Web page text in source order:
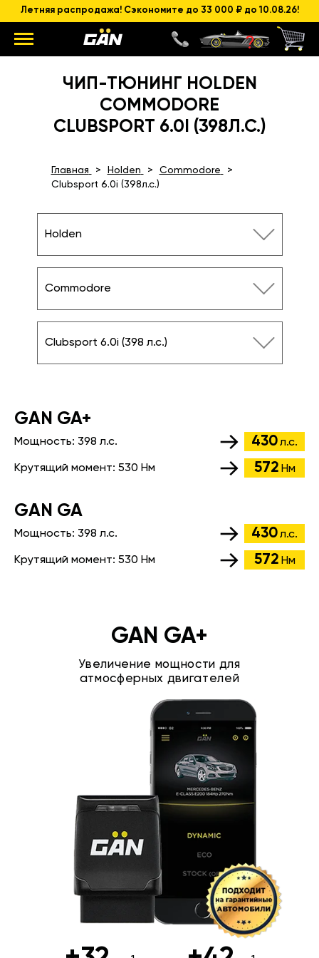
Летняя распродажа! Сэкономите до 33 000 ₽ до 10.08.26!
ЧИП-ТЮНИНГ HOLDEN
COMMODORE
CLUBSPORT 6.0I (398Л.С.)
Главная Holden
Commodore
Clubsport 6.0i (398л.с.)
Holden
Commodore
Clubsport 6.0i (398 л.с.)
GАN GA+
Мощность: 398 л.с. 430л.с.
Крутящий момент: 530 Нм 572 Нм
GАN GA
Мощность: 398 л.с. 430л.с.
Крутящий момент: 530 Нм 572 Нм
GAN GA+
Увеличение мощности для
атмосферных двигателей